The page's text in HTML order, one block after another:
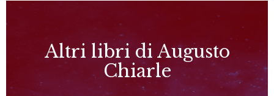
Altri libri di Augusto
Chiarle